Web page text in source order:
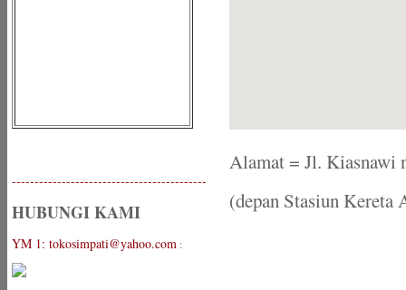
-------------------------------------------
HUBUNGI KAMI
YM 1: tokosimpati@yahoo.com :
Alamat = Jl. Kiasnawi
(depan Stasiun Kereta